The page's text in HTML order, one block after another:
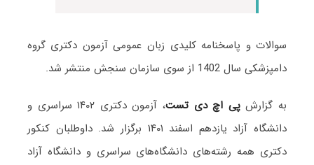
سوالات و پاسخنامه کلیدی زبان عمومی آزمون دکتری گروه
دامپزشکی سال 1402 از سوی سازمان سنجش منتشر شد.
به گزارشپی اچ دی تست
، آزمون دکتری ۱۴۰۲ سراسری و
دانشگاه آزاد یازدهم اسفند ۱۴۰۱ برگزار شد. داوطلبان کنکور
دکتری همه رشته‌های دانشگاه‌های سراسری و دانشگاه آزاد